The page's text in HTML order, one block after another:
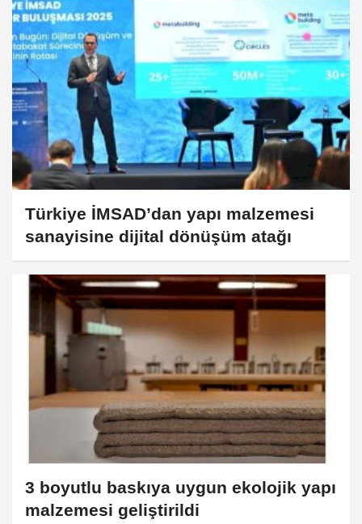
Türkiye İMSAD’dan yapı malzemesi
sanayisine dijital dönüşüm atağı
3 boyutlu baskıya uygun ekolojik yapı
malzemesi geliştirildi